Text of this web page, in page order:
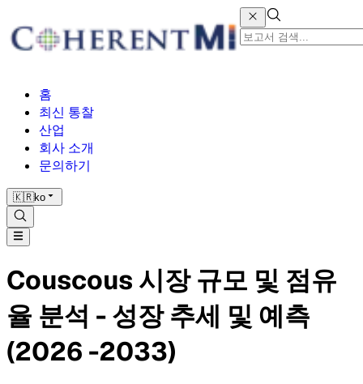
홈
최신 통찰
산업
회사 소개
문의하기
🇰🇷ko
Couscous 시장 규모 및 점유
율 분석 - 성장 추세 및 예측
(2026 -2033)